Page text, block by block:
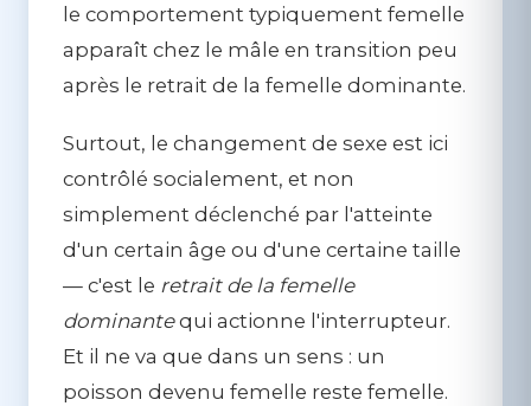
le comportement typiquement femelle
apparaît chez le mâle en transition peu
après le retrait de la femelle dominante.
Surtout, le changement de sexe est ici
contrôlé socialement, et non
simplement déclenché par l'atteinte
d'un certain âge ou d'une certaine taille
— c'est le retrait de la femelle
dominantequi actionne l'interrupteur.
Et il ne va que dans un sens : un
poisson devenu femelle reste femelle.